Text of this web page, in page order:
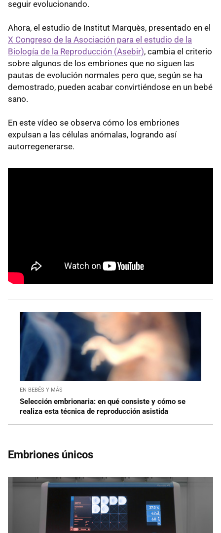
seguir evolucionando.
Ahora, el estudio de Institut Marquès, presentado en el
X Congreso de la Asociación para el estudio de la
Biología de la Reproducción (Asebir), cambia el criterio
sobre algunos de los embriones que no siguen las
pautas de evolución normales pero que, según se ha
demostrado, pueden acabar convirtiéndose en un bebé
sano.
En este vídeo se observa cómo los embriones
expulsan a las células anómalas, logrando así
autorregenerarse.
EN BEBÉS Y MÁS
Selección embrionaria: en qué consiste y cómo se
realiza esta técnica de reproducción asistida
Embriones únicos